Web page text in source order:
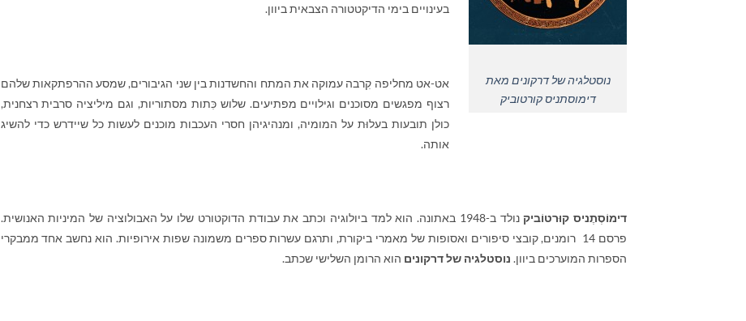
נוסטלגיה של דרקונים מאת
דימוסתניס קורטוביק
בעינויים בימי הדיקטטורה הצבאית ביוון.
אט-אט מחליפה קִרבה עמוקה את המתח והחשדנות בין שני הגיבורים, שמסע ההרפתקאות שלהם
רצוף מפגשים מסוכנים וגילויים מפתיעים. שלוש כִּתות מסתוריות, וגם מיליציה סרבית רצחנית,
כולן תובעות בעלוּת על המומיה, ומנהיגיהן חסרי העכבות מוכנים לעשות כל שיידרש כדי להשיג
אותה.
דימוֹסְתֶניס קוּרטוֹביק
נולד ב-1948 באתונה. הוא למד ביולוגיה וכתב את עבודת הדוקטורט שלו על האבולוציה של המיניות האנושית.
פרסם 14 רומנים, קובצי סיפורים ואסופות של מאמרי ביקורת, ותרגם עשרות ספרים משמונה שפות אירופיות. הוא נחשב אחד ממבקרי
הספרות המוערכים ביוון. נוסטלגיה של דרקונים הוא הרומן השלישי שכתב.